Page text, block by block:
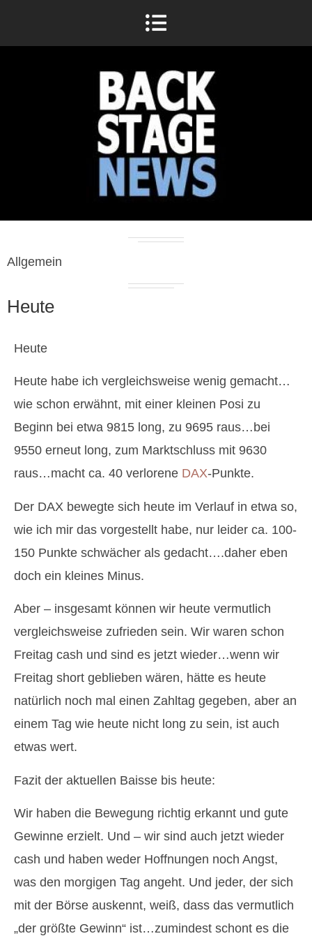
Allgemein
Heute
Heute
Heute habe ich vergleichsweise wenig gemacht…
wie schon erwähnt, mit einer kleinen Posi zu
Beginn bei etwa 9815 long, zu 9695 raus…bei
9550 erneut long, zum Marktschluss mit 9630
raus…macht ca. 40 verlorene DAX-Punkte.
Der DAX bewegte sich heute im Verlauf in etwa so,
wie ich mir das vorgestellt habe, nur leider ca. 100-
150 Punkte schwächer als gedacht….daher eben
doch ein kleines Minus.
Aber – insgesamt können wir heute vermutlich
vergleichsweise zufrieden sein. Wir waren schon
Freitag cash und sind es jetzt wieder…wenn wir
Freitag short geblieben wären, hätte es heute
natürlich noch mal einen Zahltag gegeben, aber an
einem Tag wie heute nicht long zu sein, ist auch
etwas wert.
Fazit der aktuellen Baisse bis heute:
Wir haben die Bewegung richtig erkannt und gute
Gewinne erzielt. Und – wir sind auch jetzt wieder
cash und haben weder Hoffnungen noch Angst,
was den morgigen Tag angeht. Und jeder, der sich
mit der Börse auskennt, weiß, dass das vermutlich
„der größte Gewinn“ ist…zumindest schont es die